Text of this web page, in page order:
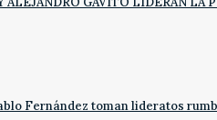
Fernández toman lideratos